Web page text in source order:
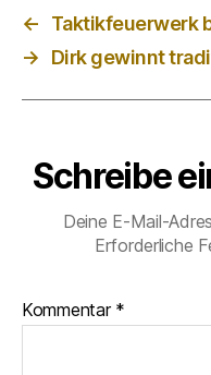
←
Taktikfeuerwerk
→
Dirk gewinnt
Schreibe
Deine E-Mail-
Erforderliche
Kommentar *